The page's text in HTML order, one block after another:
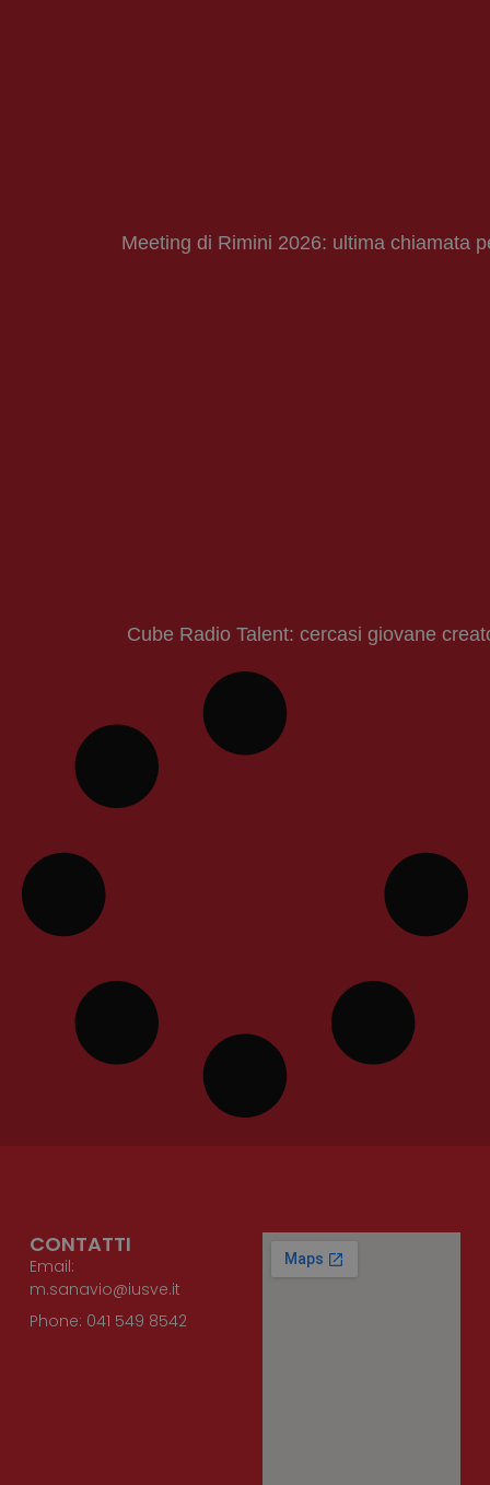
Meeting di Rimini 2026: ultima chiamata
Cube Radio Talent: cercasi giovane
CONTATTI
Email:
m.sanavio@iusve.it
Phone: 041 549 8542